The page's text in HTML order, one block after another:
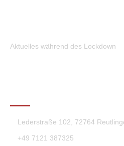
Aktuelles während des Lockdown
Lederstraße 102, 72764
+49 7121 387325